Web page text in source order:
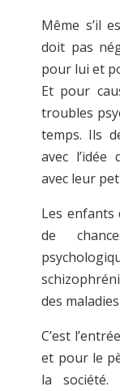
Même s’il
doit pas
pour lui et
Et pour
troubles
temps. Ils
avec l’idée
avec leur
Les enfants
de
des
C’est
et pour le
la